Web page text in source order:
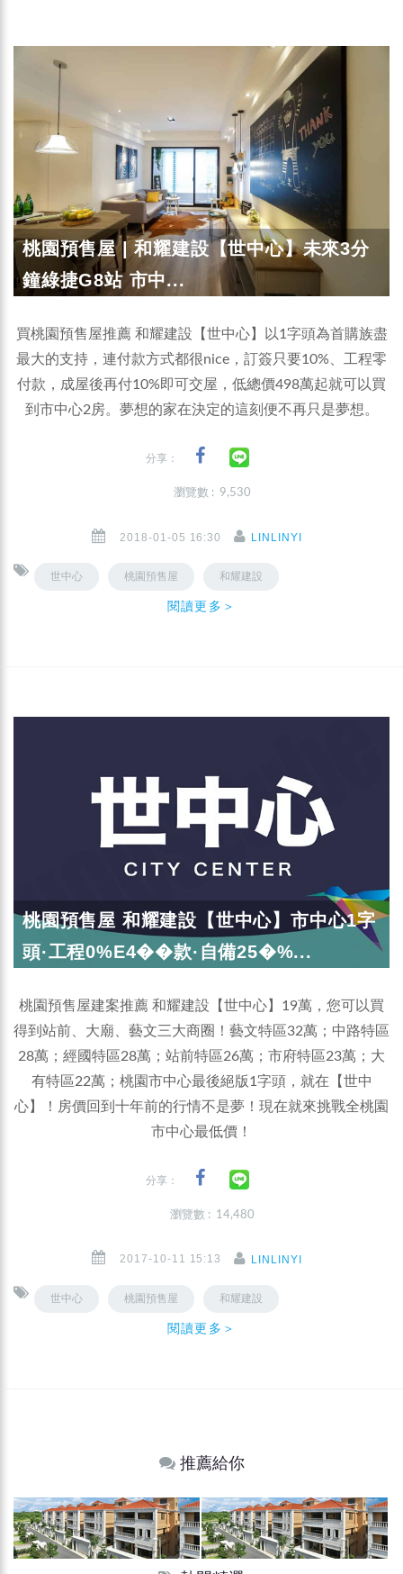
桃園預售屋 | 和耀建設【世中心】未來3分
鐘綠捷G8站 市中...
買桃園預售屋推薦 和耀建設【世中心】以1字頭為首購族盡
最大的支持，連付款方式都很nice，訂簽只要10%、工程零
付款，成屋後再付10%即可交屋，低總價498萬起就可以買
到市中心2房。夢想的家在決定的這刻便不再只是夢想。
分享：
瀏覽數 : 9,530
2018-01-05 16:30 LINLINYI
世中心 桃園預售屋 和耀建設
閱讀更多＞
桃園預售屋 和耀建設【世中心】市中心1字
頭·工程0%E4��款·自備25�%...
桃園預售屋建案推薦 和耀建設【世中心】19萬，您可以買
得到站前、大廟、藝文三大商圈！藝文特區32萬；中路特區
28萬；經國特區28萬；站前特區26萬；市府特區23萬；大
有特區22萬；桃園市中心最後絕版1字頭，就在【世中
心】！房價回到十年前的行情不是夢！現在就來挑戰全桃園
市中心最低價！
分享：
瀏覽數 : 14,480
2017-10-11 15:13 LINLINYI
世中心 桃園預售屋 和耀建設
閱讀更多＞
推薦給你